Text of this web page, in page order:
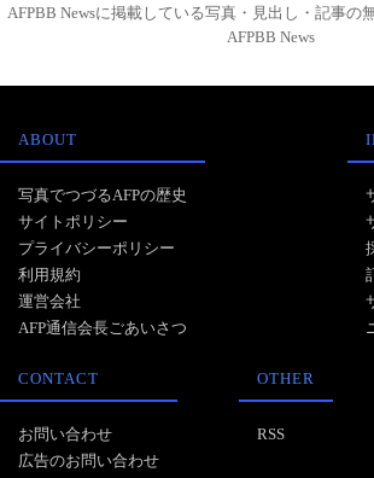
AFPBB Newsに掲載している写真・見出し・記事の
AFPBB News
ABOUT
写真でつづるAFPの歴史
サイトポリシー
プライバシーポリシー
利用規約
運営会社
AFP通信会長ごあいさつ
CONTACT
お問い合わせ
広告のお問い合わせ
OTHER
RSS